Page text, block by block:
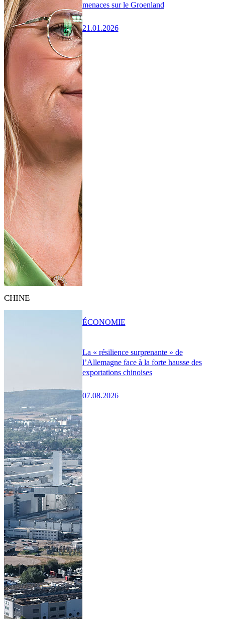
menaces sur le Groenland
21.01.2026
CHINE
La « résilience surprenante » de
l’Allemagne face à la forte hausse des
exportations chinoises
07.08.2026
ÉCONOMIE